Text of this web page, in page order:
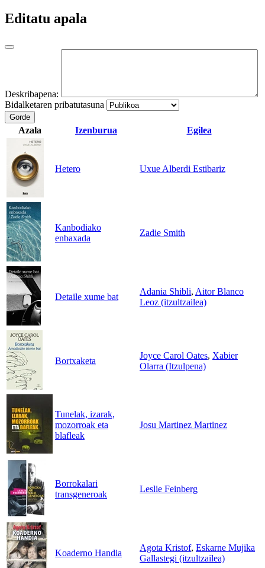
Editatu apala
Deskribapena:
Bidalketaren pribatutasuna
Gorde
Azala Izenburua Egilea
Hetero Uxue Alberdi Estibariz
Kanbodiako
enbaxada
Zadie Smith
Detaile xume bat
Adania Shibli, Aitor Blanco
Leoz (itzultzailea)
Bortxaketa
Joyce Carol Oates, Xabier
Olarra (Itzulpena)
Tunelak, izarak,
mozorroak eta
blafleak
Josu Martinez Martinez
Borrokalari
transgeneroak
Leslie Feinberg
Koaderno Handia
Agota Kristof, Eskarne Mujika
Gallastegi (itzultzailea)